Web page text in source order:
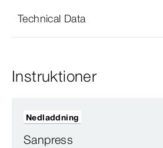
Technical Data
Instruktioner
Sanpress
Nedladdning